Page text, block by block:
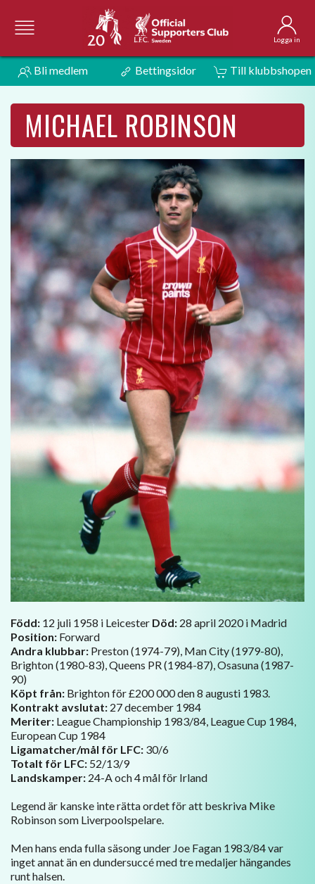
Logga in
Bli medlem Bettingsidor Till klubbshopen
MICHAEL ROBINSON
Född: 12 juli 1958 i Leicester Död: 28 april 2020 i Madrid
Position: Forward
Andra klubbar: Preston (1974-79), Man City (1979-80),
Brighton (1980-83), Queens PR (1984-87), Osasuna (1987-
90)
Köpt från: Brighton för £200 000 den 8 augusti 1983.
Kontrakt avslutat: 27 december 1984
Meriter: League Championship 1983/84, League Cup 1984,
European Cup 1984
Ligamatcher/mål för LFC: 30/6
Totalt för LFC: 52/13/9
Landskamper: 24-A och 4 mål för Irland
Legend är kanske inte rätta ordet för att beskriva Mike
Robinson som Liverpoolspelare.
Men hans enda fulla säsong under Joe Fagan 1983/84 var
inget annat än en dundersuccé med tre medaljer hängandes
runt halsen.